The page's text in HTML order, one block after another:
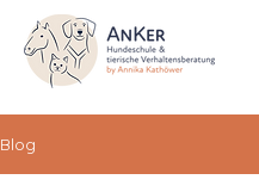
Blog